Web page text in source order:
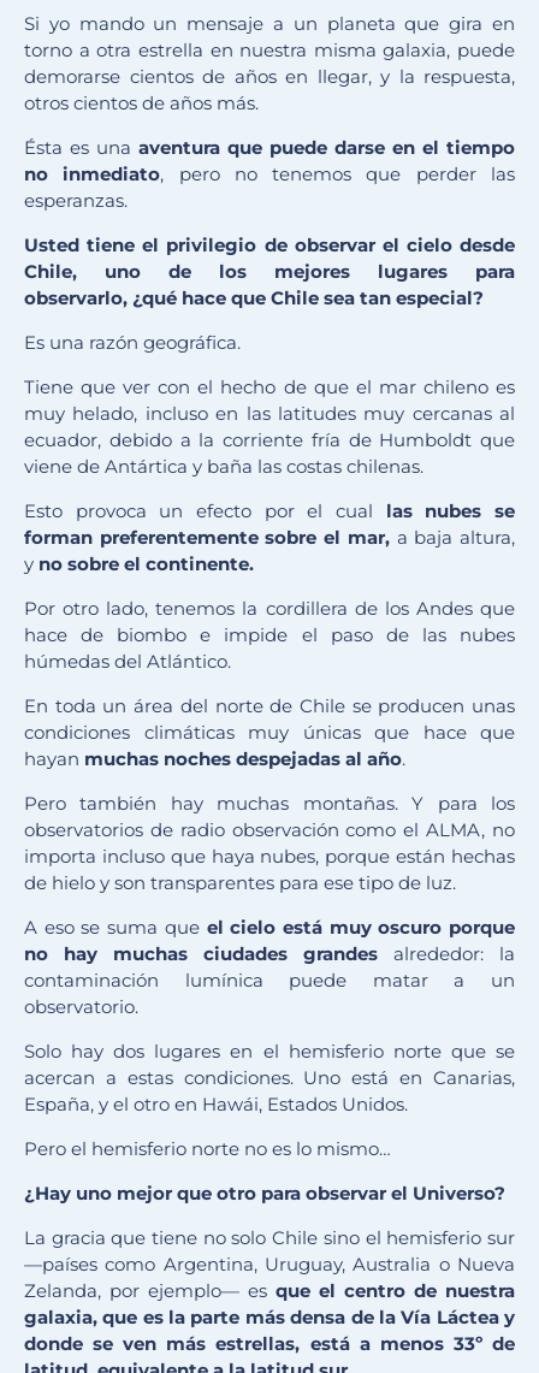
Si yo mando un mensaje a un planeta que gira en
torno a otra estrella en nuestra misma galaxia, puede
demorarse cientos de años en llegar, y la respuesta,
otros cientos de años más.
Ésta es una aventura que puede darse en el tiempo
no inmediato, pero no tenemos que perder las
esperanzas.
Usted tiene el privilegio de observar el cielo desde
Chile, uno de los mejores lugares para
observarlo, ¿qué hace que Chile sea tan especial?
Es una razón geográfica.
Tiene que ver con el hecho de que el mar chileno es
muy helado, incluso en las latitudes muy cercanas al
ecuador, debido a la corriente fría de Humboldt que
viene de Antártica y baña las costas chilenas.
Esto provoca un efecto por el cual las nubes se
forman preferentemente sobre el mar, a baja altura,
y no sobre el continente.
Por otro lado, tenemos la cordillera de los Andes que
hace de biombo e impide el paso de las nubes
húmedas del Atlántico.
En toda un área del norte de Chile se producen unas
condiciones climáticas muy únicas que hace que
hayan muchas noches despejadas al año.
Pero también hay muchas montañas. Y para los
observatorios de radio observación como el ALMA, no
importa incluso que haya nubes, porque están hechas
de hielo y son transparentes para ese tipo de luz.
A eso se suma que el cielo está muy oscuro porque
no hay muchas ciudades grandes alrededor: la
contaminación lumínica puede matar a un
observatorio.
Solo hay dos lugares en el hemisferio norte que se
acercan a estas condiciones. Uno está en Canarias,
España, y el otro en Hawái, Estados Unidos.
Pero el hemisferio norte no es lo mismo…
¿Hay uno mejor que otro para observar el Universo?
La gracia que tiene no solo Chile sino el hemisferio sur
—países como Argentina, Uruguay, Australia o Nueva
Zelanda, por ejemplo— es que el centro de nuestra
galaxia, que es la parte más densa de la Vía Láctea y
donde se ven más estrellas, está a menos 33º de